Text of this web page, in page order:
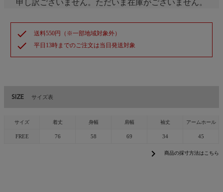
申し訳ございません。ただいま在庫がございません。
check 送料550円（※一部地域対象外）
check 平日13時までのご注文は当日発送対象
SIZE サイズ表
サイズ 着丈 身幅 肩幅 袖丈 アームホール
FREE 76 58 69 34 45
chevron_right 商品の採寸方法はこちら